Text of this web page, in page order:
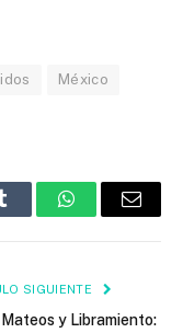
México
Tumblr WhatsAppEmail
SIGUIENTE
Mateos y Libramiento: